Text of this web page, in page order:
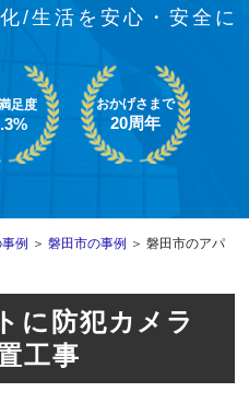
/生活を安心・安全に
足度 おかげさまで
20周年
例 ＞磐田市の事例 ＞ 磐田市のアパ
に防犯カメラ
工事